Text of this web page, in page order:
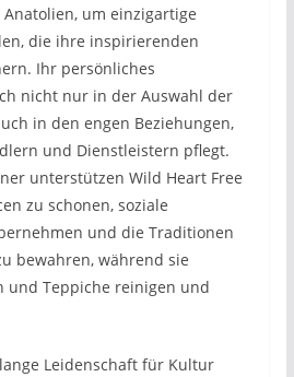
um einzigartige
die ihre inspirierenden
Ihr persönliches
nicht nur in der Auswahl der
in den engen Beziehungen,
und Dienstleistern pflegt.
unterstützen Wild Heart Free
zu schonen, soziale
und die Traditionen
bewahren, während sie
und Teppiche reinigen und
Leidenschaft für Kultur